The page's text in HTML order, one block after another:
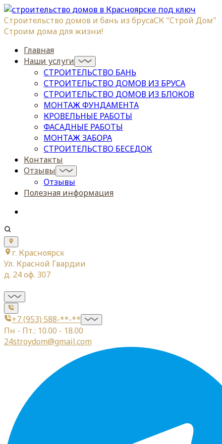
Строительство домов и бань из брусаСК "Строй Дом"
Строим дома для жизни!
Главная
Наши услуги
СТРОИТЕЛЬСТВО БАНЬ
СТРОИТЕЛЬСТВО ДОМОВ ИЗ БРУСА
СТРОИТЕЛЬСТВО ДОМОВ ИЗ БЛОКОВ
МОНТАЖ ФУНДАМЕНТА
КРОВЕЛЬНЫЕ РАБОТЫ
ФАСАДНЫЕ РАБОТЫ
МОНТАЖ ЗАБОРА
СТРОИТЕЛЬСТВО БЕСЕДОК
Контакты
Отзывы
Отзывы
Полезная информация
г. Красноярск
Ул. Красной Гвардии
д. 24 оф. 307
+7 (953) 588-**-**
Пн - Пт.: 10.00 - 18.00
24stroydom@gmail.com